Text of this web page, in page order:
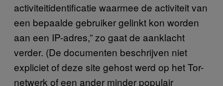
activiteitidentificatie waarmee de activiteit van
een bepaalde gebruiker gelinkt kon worden
aan een IP-adres,” zo gaat de aanklacht
verder. (De documenten beschrijven niet
expliciet of deze site gehost werd op het Tor-
netwerk of een ander minder populair